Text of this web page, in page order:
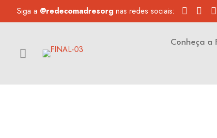
Siga a @redecomadresorg nas redes sociais:
Conheça a